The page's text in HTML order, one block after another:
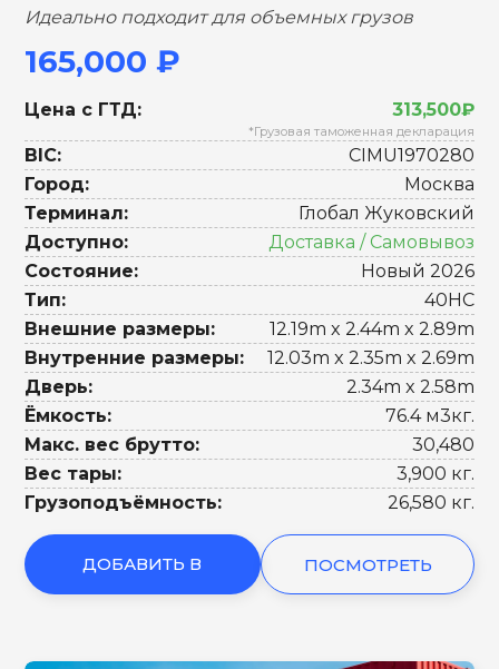
Идеально подходит для объемных грузов
165,000 ₽
Цена с ГТД: 313,500₽
*Грузовая таможенная декларация
BIC:
CIMU1970280
Город:
Москва
Терминал:
Глобал Жуковский
Доступно:
Доставка / Самовывоз
Состояние:
Новый 2026
Тип:
40HC
Внешние размеры:
12.19m x 2.44m x 2.89m
Внутренние размеры:
12.03m x 2.35m x 2.69m
Дверь:
2.34m x 2.58m
Ёмкость:
76.4 м3кг.
Макс. вес брутто:
30,480
Вес тары:
3,900 кг.
Грузоподъёмность:
26,580 кг.
ДОБАВИТЬ В ПОСМОТРЕТЬ